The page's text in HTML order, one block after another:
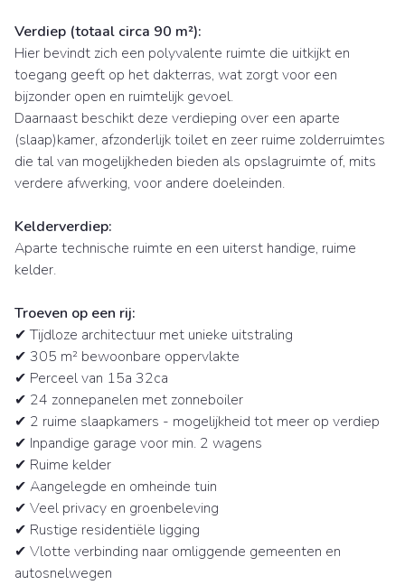
Verdiep (totaal circa 90 m²):
Hier bevindt zich een polyvalente ruimte die uitkijkt en
toegang geeft op het dakterras, wat zorgt voor een
bijzonder open en ruimtelijk gevoel.
Daarnaast beschikt deze verdieping over een aparte
(slaap)kamer, afzonderlijk toilet en zeer ruime zolderruimtes
die tal van mogelijkheden bieden als opslagruimte of, mits
verdere afwerking, voor andere doeleinden.
Kelderverdiep:
Aparte technische ruimte en een uiterst handige, ruime
kelder.
Troeven op een rij:
✔ Tijdloze architectuur met unieke uitstraling
✔ 305 m² bewoonbare oppervlakte
✔ Perceel van 15a 32ca
✔ 24 zonnepanelen met zonneboiler
✔ 2 ruime slaapkamers - mogelijkheid tot meer op verdiep
✔ Inpandige garage voor min. 2 wagens
✔ Ruime kelder
✔ Aangelegde en omheinde tuin
✔ Veel privacy en groenbeleving
✔ Rustige residentiële ligging
✔ Vlotte verbinding naar omliggende gemeenten en
autosnelwegen